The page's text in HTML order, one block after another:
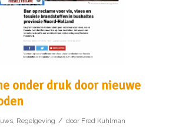
onder druk door nieuwe
, Regelgeving / door Fred Kuhlman